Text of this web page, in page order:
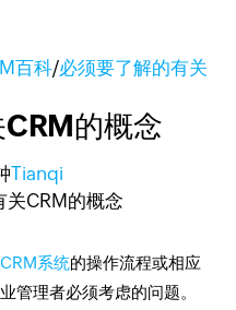
百科/必须要了解的有关
的概念
Tianqi
CRM系统的操作流程或相应
管理者必须考虑的问题。